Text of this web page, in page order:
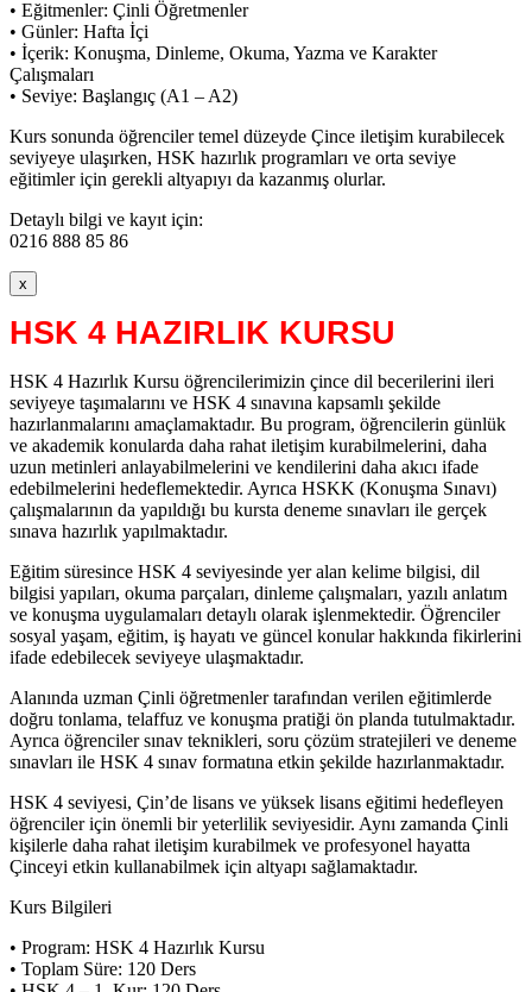
• Eğitmenler: Çinli Öğretmenler
• Günler: Hafta İçi
• İçerik: Konuşma, Dinleme, Okuma, Yazma ve Karakter
Çalışmaları
• Seviye: Başlangıç (A1 – A2)
Kurs sonunda öğrenciler temel düzeyde Çince iletişim kurabilecek
seviyeye ulaşırken, HSK hazırlık programları ve orta seviye
eğitimler için gerekli altyapıyı da kazanmış olurlar.
Detaylı bilgi ve kayıt için:
0216 888 85 86
x
HSK 4 HAZIRLIK KURSU
HSK 4 Hazırlık Kursu öğrencilerimizin çince dil becerilerini ileri
seviyeye taşımalarını ve HSK 4 sınavına kapsamlı şekilde
hazırlanmalarını amaçlamaktadır. Bu program, öğrencilerin günlük
ve akademik konularda daha rahat iletişim kurabilmelerini, daha
uzun metinleri anlayabilmelerini ve kendilerini daha akıcı ifade
edebilmelerini hedeflemektedir. Ayrıca HSKK (Konuşma Sınavı)
çalışmalarının da yapıldığı bu kursta deneme sınavları ile gerçek
sınava hazırlık yapılmaktadır.
Eğitim süresince HSK 4 seviyesinde yer alan kelime bilgisi, dil
bilgisi yapıları, okuma parçaları, dinleme çalışmaları, yazılı anlatım
ve konuşma uygulamaları detaylı olarak işlenmektedir. Öğrenciler
sosyal yaşam, eğitim, iş hayatı ve güncel konular hakkında fikirlerini
ifade edebilecek seviyeye ulaşmaktadır.
Alanında uzman Çinli öğretmenler tarafından verilen eğitimlerde
doğru tonlama, telaffuz ve konuşma pratiği ön planda tutulmaktadır.
Ayrıca öğrenciler sınav teknikleri, soru çözüm stratejileri ve deneme
sınavları ile HSK 4 sınav formatına etkin şekilde hazırlanmaktadır.
HSK 4 seviyesi, Çin’de lisans ve yüksek lisans eğitimi hedefleyen
öğrenciler için önemli bir yeterlilik seviyesidir. Aynı zamanda Çinli
kişilerle daha rahat iletişim kurabilmek ve profesyonel hayatta
Çinceyi etkin kullanabilmek için altyapı sağlamaktadır.
Kurs Bilgileri
• Program: HSK 4 Hazırlık Kursu
• Toplam Süre: 120 Ders